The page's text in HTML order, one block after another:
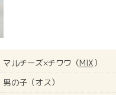
マルチーズ×チワワ（MIX）
男の子（オス）